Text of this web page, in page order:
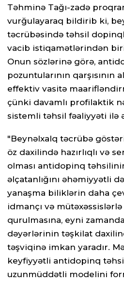
Təhminə Tağı-zadə
vurğulayaraq bildirib ki,
təcrübəsində təhsil
vacib istiqamətlərindən
Onun sözlərinə görə,
pozuntularının qarşısının
effektiv vasitə
çünki davamlı profilaktik
sistemli təhsil fəaliyyəti ilə
"Beynəlxalq təcrübə
öz daxilində hazırlıqlı və
olması antidopinq təhsilinin
əlçatanlığını əhəmiyyətli
yanaşma biliklərin daha
idmançı və
qurulmasına, eyni
dəyərlərinin təşkilat
təşviqinə imkan yaradır.
keyfiyyətli antidopinq
uzunmüddətli modelini